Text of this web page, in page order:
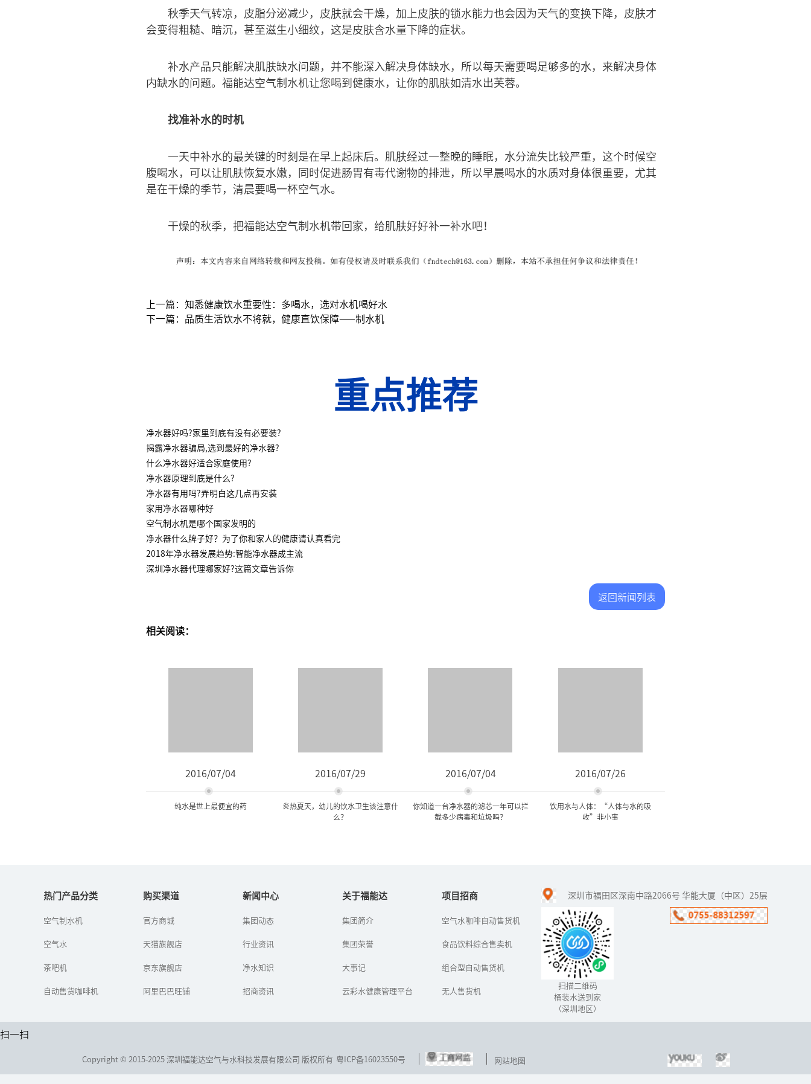
秋季天气转凉，皮脂分泌减少，皮肤就会干燥，加上皮肤的锁水能力也会因为天气的变换下降，皮肤才
会变得粗糙、暗沉，甚至滋生小细纹，这是皮肤含水量下降的症状。
补水产品只能解决肌肤缺水问题，并不能深入解决身体缺水，所以每天需要喝足够多的水，来解决身体
内缺水的问题。福能达空气制水机让您喝到健康水，让你的肌肤如清水出芙蓉。
找准补水的时机
一天中补水的最关键的时刻是在早上起床后。肌肤经过一整晚的睡眠，水分流失比较严重，这个时候空
腹喝水，可以让肌肤恢复水嫩，同时促进肠胃有毒代谢物的排泄，所以早晨喝水的水质对身体很重要，尤其
是在干燥的季节，清晨要喝一杯空气水。
干燥的秋季，把福能达空气制水机带回家，给肌肤好好补一补水吧！
上一篇：知悉健康饮水重要性：多喝水，选对水机喝好水
下一篇：品质生活饮水不将就，健康直饮保障——制水机
重点推荐
净水器好吗?家里到底有没有必要装?
揭露净水器骗局,选到最好的净水器?
什么净水器好适合家庭使用?
净水器原理到底是什么?
净水器有用吗?弄明白这几点再安装
家用净水器哪种好
空气制水机是哪个国家发明的
净水器什么牌子好？为了你和家人的健康请认真看完
2018年净水器发展趋势:智能净水器成主流
深圳净水器代理哪家好?这篇文章告诉你
返回新闻列表
相关阅读：
2016/07/04
纯水是世上最便宜的药
2016/07/29
炎热夏天，幼儿的饮水卫生该注意什
么？
幼儿夏季饮水常常有许多
式不同，幼儿尤其是婴幼
家长往往误认为是饥饿，
2016/07/04
你知道一台净水器的滤芯一年可以拦
截多少病毒和垃圾吗？
你知道一台净水器的滤芯
垃圾吗？
2016/07/26
饮用水与人体：“人体与水的吸
收”非小事
水在身体所有细胞内部产
生电力和磁力，它提供了
生存所需的能量。
热门产品分类
空气制水机
空气水
茶吧机
自动售货咖啡机
购买渠道
官方商城
天猫旗舰店
京东旗舰店
阿里巴巴旺铺
新闻中心
集团动态
行业资讯
净水知识
招商资讯
关于福能达
集团简介
集团荣誉
大事记
云彩水健康管理平台
项目招商
空气水咖啡自动售货机
食品饮料综合售卖机
组合型自动售货机
无人售货机
深圳市福田区深南中路2066号 华能大厦（中区）25层
扫描二维码
桶装水送到家
（深圳地区）
扫一扫
Copyright © 2015-2025 深圳福能达空气与水科技发展有限公司 版权所有 粤ICP备16023550号 网站地图